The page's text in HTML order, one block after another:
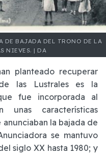
DE BAJADA DEL TRONO DE LA
NIEVES. | DA
planteado recuperar
las Lustrales es la
fue incorporada al
unas características
la bajada de
se mantuvo
siglo XX hasta 1980; y